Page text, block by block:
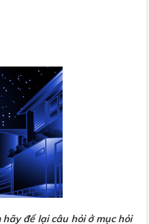
để lại câu hỏi ở mục hỏi